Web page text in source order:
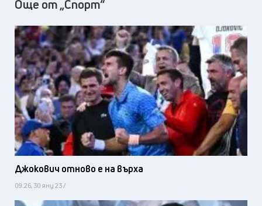
Още от „Спорт“
Джокович отново е на върха
09:26, 30 яну 23 /